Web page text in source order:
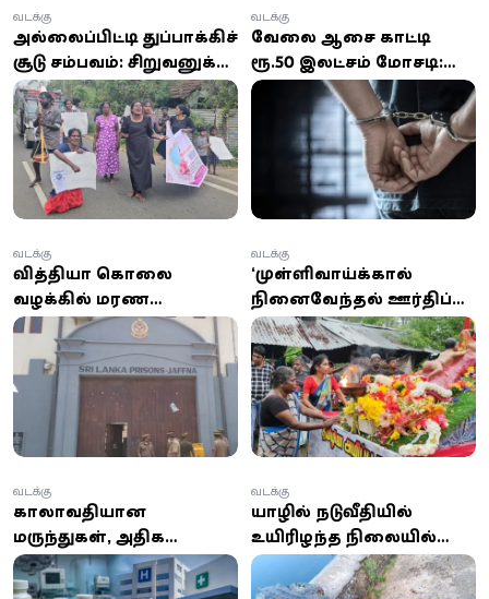
அல்லைப்பிட்டி துப்பாக்கிச்
சூடு சம்பவம்: சிறுவனுக்கு
நீதி கோரி உறவுகள்
போராட்டம்
வடக்கு
வேலை ஆசை காட்டி
ரூ.50 இலட்சம் மோசடி:
கிளிநொச்சியில் ஒருவர்
கைது
வடக்கு
வித்தியா கொலை
வழக்கில் மரண
தண்டனை விதிக்கப்பட்ட
நபர், யாழ். சிறையில்
உயிரிழப்பு!
வடக்கு
‘முள்ளிவாய்க்கால்
நினைவேந்தல் ஊர்திப்
பவனி’: வவுனியாவில்
உணர்வெழுச்சி அஞ்சலி!
வடக்கு
காலாவதியான
மருந்துகள், அதிக
கட்டணம் வசூலித்ததாக
யாழில் இரு வைத்திய
வடக்கு
யாழில் நடுவீதியில்
உயிரிழந்த நிலையில்
மீட்கப்பட்ட முதலை
வடக்கு